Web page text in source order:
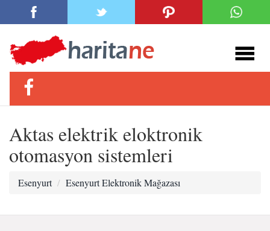
Aktas elektrik eloktronik
otomasyon sistemleri
Esenyurt Esenyurt Elektronik Mağazası